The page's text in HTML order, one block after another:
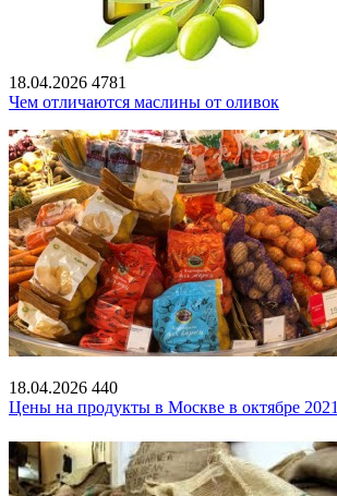
18.04.2026 4781
Чем отличаются маслины от оливок
18.04.2026 440
Цены на продукты в Москве в октябре 2021